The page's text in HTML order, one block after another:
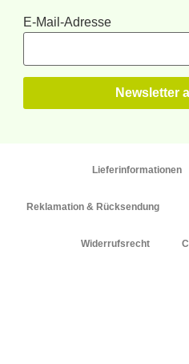
E-Mail-Adresse
Lieferinformationen
Reklamation & Rücksendung
Widerrufsrecht